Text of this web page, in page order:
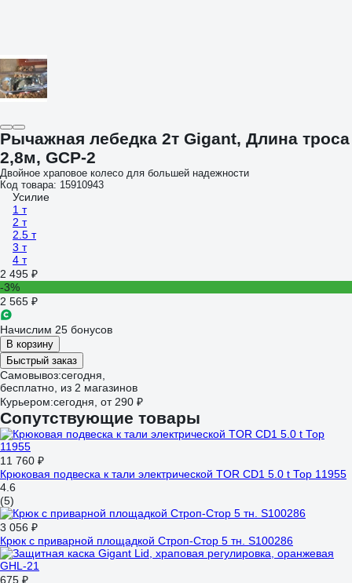
Рычажная лебедка 2т Gigant, Длина троса
2,8м, GCP-2
Двойное храповое колесо для большей надежности
Код товара: 15910943
Усилие
1 т
2 т
2.5 т
3 т
4 т
2 495 ₽
-3%
2 565 ₽
Начислим 25 бонусов
В корзину
Быстрый заказ
Самовывоз:сегодня,
бесплатно , из 2 магазинов
Курьером:сегодня, от 290 ₽
Сопутствующие товары
11 760 ₽
Крюковая подвеска к тали электрической TOR CD1 5.0 t Тор 11955
4.6
(5)
3 056 ₽
Крюк с приварной площадкой Строп-Стор 5 тн. S100286
675 ₽